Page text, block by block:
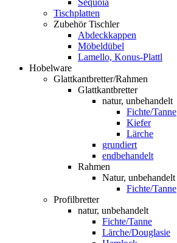
Sequoia
Tischplatten
Zubehör Tischler
Abdeckkappen
Möbeldübel
Lamello, Konus-Plattl
Hobelware
Glattkantbretter/Rahmen
Glattkantbretter
natur, unbehandelt
Fichte/Tanne
Kiefer
Lärche
grundiert
endbehandelt
Rahmen
Natur, unbehandelt
Fichte/Tanne
Profilbretter
natur, unbehandelt
Fichte/Tanne
Lärche/Douglasie